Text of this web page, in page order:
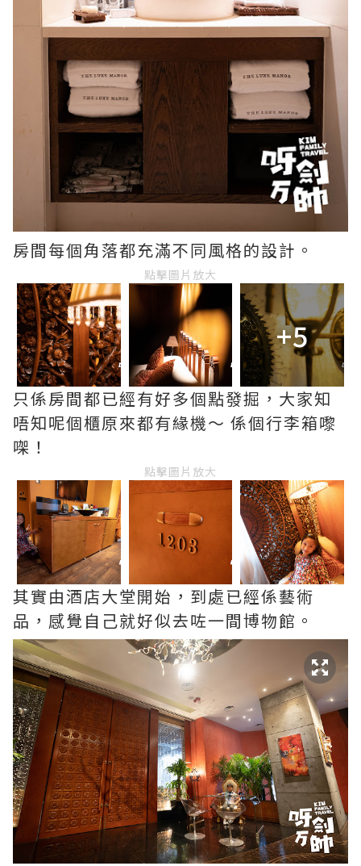
房間每個角落都充滿不同風格的設計。
點擊圖片放大
+5
只係房間都已經有好多個點發掘，大家知
唔知呢個櫃原來都有緣機～ 係個行李箱嚟
㗎！
點擊圖片放大
其實由酒店大堂開始，到處已經係藝術
品，感覺自己就好似去咗一間博物館。